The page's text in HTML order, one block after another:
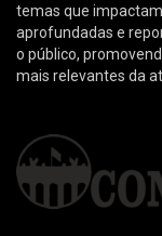
temas que
aprofundadas e
o público,
mais relevantes da